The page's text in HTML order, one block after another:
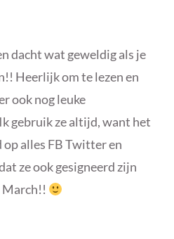
dacht wat geweldig als je
Heerlijk om te lezen en
ook nog leuke
gebruik ze altijd, want het
op alles FB Twitter en
ze ook gesigneerd zijn
March!!